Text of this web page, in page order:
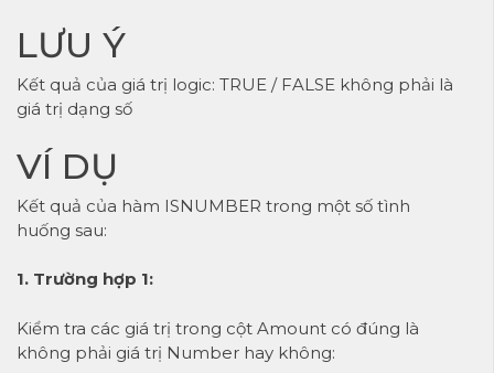
LƯU Ý
Kết quả của giá trị logic: TRUE / FALSE không phải là
giá trị dạng số
VÍ DỤ
Kết quả của hàm ISNUMBER trong một số tình
huống sau:
1. Trường hợp 1:
Kiểm tra các giá trị trong cột Amount có đúng là
không phải giá trị Number hay không: